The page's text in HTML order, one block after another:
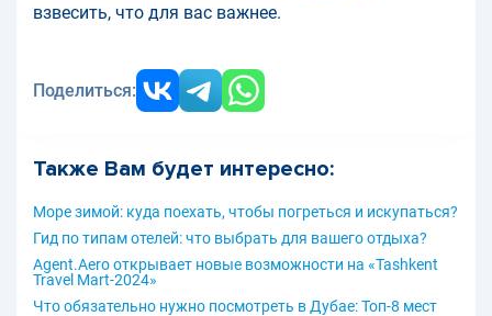
взвесить, что для вас важнее.
Поделиться:
Также Вам будет интересно:
Море зимой: куда поехать, чтобы погреться и искупаться?
Гид по типам отелей: что выбрать для вашего отдыха?
Agent.Aero открывает новые возможности на «Tashkent
Travel Mart-2024»
Что обязательно нужно посмотреть в Дубае: Топ-8 мест